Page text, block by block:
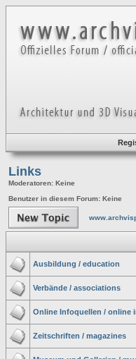
Links
Moderatoren: Keine
Benutzer in diesem Forum: Keine
Ausbildung / education
Verbände / associations
Online Infoquellen / online
Zeitschriften / magazines